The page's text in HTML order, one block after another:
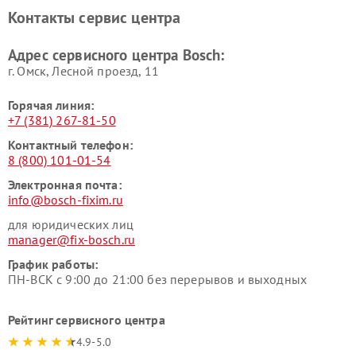
Ремонт сушильных автоматовРемонт морозильных камер
Контакты сервис центра
Адрес сервисного центра Bosch:
г. Омск, ​Лесной проезд, 11
Горячая линия:
+7 (381) 267-81-50
Контактный телефон:
8 (800) 101-01-54
Электронная почта:
info@bosch-fixim.ru
для юридических лиц
manager@fix-bosch.ru
График работы:
ПН-ВСК с 9:00 до 21:00 без перерывов и выходных
Рейтинг сервисного центра
4.9-5.0